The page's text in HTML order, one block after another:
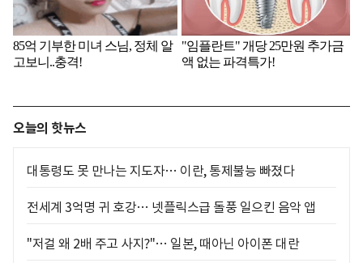
오늘의 핫뉴스
대통령도 못 만나는 지도자… 이란, 통제불능 빠졌다
전세계 3억명 귀 호강… 넷플릭스급 돌풍 일으킨 음악 앱
"저걸 왜 2배 주고 사지?"… 일본, 때아닌 아이폰 대란